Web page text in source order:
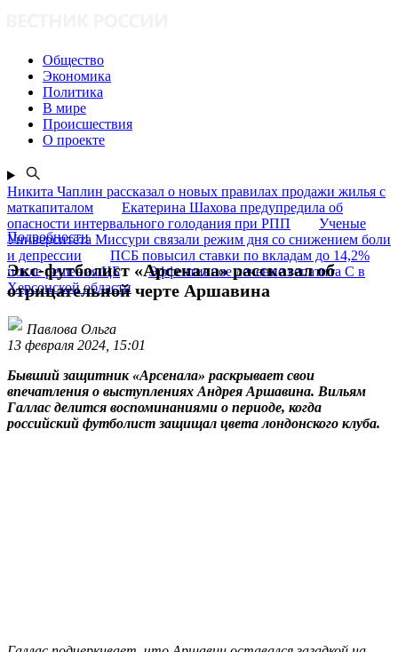
Общество
Экономика
Политика
В мире
Происшествия
О проекте
Никита Чаплин рассказал о новых правилах продажи жилья с
маткапиталом
Екатерина Шахова предупредила об
опасности интервального голодания при РПП
Ученые
Университета Миссури связали режим дня со снижением боли
и депрессии
ПСБ повысил ставки по вкладам до 14,2%
после решения ЦБ
Эффективное лечение гепатита C в
Херсонской области
Подробности
Экс-футболист «Арсенала» рассказал об
отрицательной черте Аршавина
Павлова Ольга
13 февраля 2024, 15:01
Бывший защитник «Арсенала» раскрывает свои
впечатления о выступлениях Андрея Аршавина. Вильям
Галлас делится воспоминаниями о периоде, когда
российский футболист защищал цвета лондонского клуба.